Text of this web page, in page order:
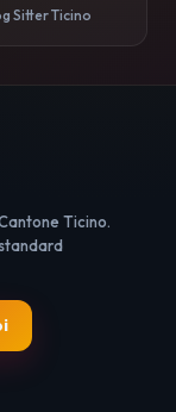
Sitter Ticino
Ticino.